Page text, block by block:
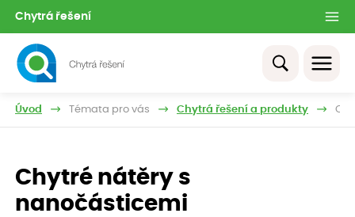
Chytrá řešení
Úvod Témata pro vás Chytrá řešení a produkty
Chytré nátěry s
nanočásticemi